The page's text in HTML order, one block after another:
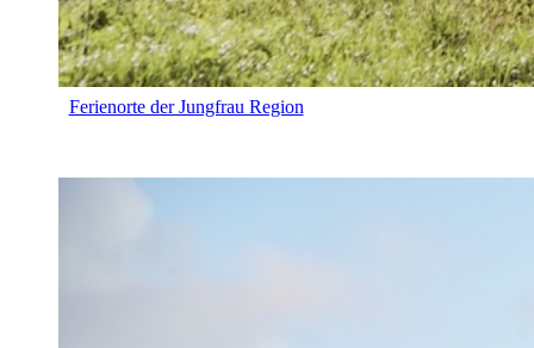
Ferienorte der Jungfrau Region